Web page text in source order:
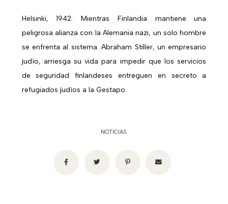
Helsinki, 1942. Mientras Finlandia mantiene una
peligrosa alianza con la Alemania nazi, un solo hombre
se enfrenta al sistema. Abraham Stiller, un empresario
judío, arriesga su vida para impedir que los servicios
de seguridad finlandeses entreguen en secreto a
refugiados judíos a la Gestapo.
NOTICIAS